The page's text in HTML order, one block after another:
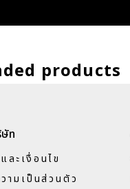
products
ท
ละเงื่อนไข
ามเป็นส่วนตัว